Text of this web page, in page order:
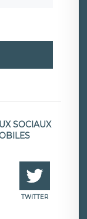
SOCIAUX
TWITTER